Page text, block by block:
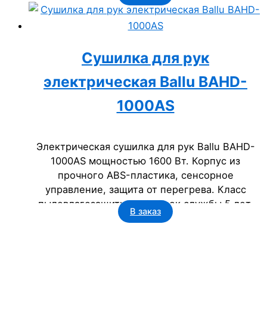
Сушилка для рук
электрическая Ballu BAHD-
1000AS
Электрическая сушилка для рук Ballu BAHD-
1000AS мощностью 1600 Вт. Корпус из
прочного ABS-пластика, сенсорное
управление, защита от перегрева. Класс
пылевлагозащиты IP23. Срок службы 5 лет.
Идеальное решение для поддержания гигиены
В заказ